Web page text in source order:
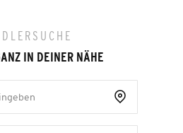
IN DEINER NÄHE